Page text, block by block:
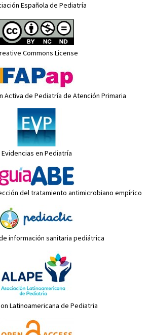
Española de Pediatría
Commons License
Activa de Pediatría de Atención Primaria
Evidencias en Pediatría
del tratamiento antimicrobiano empírico
información sanitaria pediátrica
Latinoamericana de Pediatria